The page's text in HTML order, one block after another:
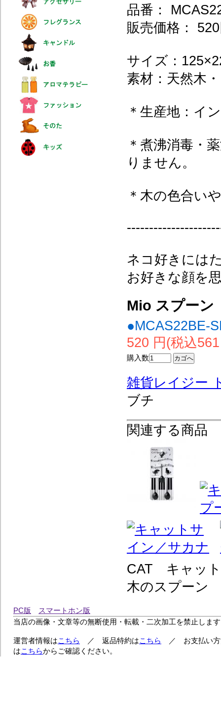
品番：
販売価格：
サイズ：
素材：天然木
＊生産地：イ
＊煮沸消毒・
りません。
＊木の色合い
ネコ好きには
お好きな顔を
Mio スプー
●MCAS22BE-
520 円(税込
購入数
雑貨レイジー
ブチ
関連する商品
CAT キャッ
木のスプー
PC版
スマートホン版
当店の画像・文章等の無断使用・転載・二次加工を禁止しま
運営者情報はこちら ／ 返品特約はこちら
／ お支払い方
はこちらからご確認ください。